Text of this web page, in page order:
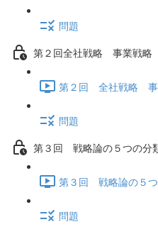
問題
第２回全社戦略 事業戦略
第２回 全社戦略 事
問題
第３回 戦略論の５つの分
第３回 戦略論の５
問題